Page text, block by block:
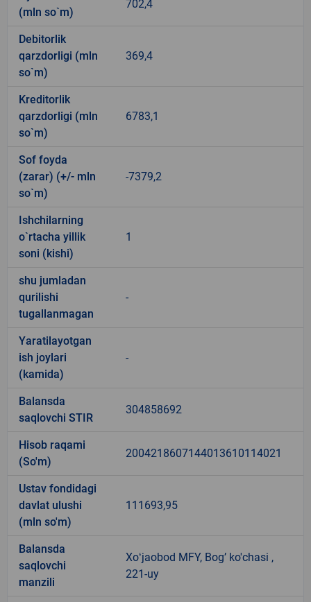
(mln so`m)
702,4
Debitorlik
qarzdorligi (mln
so`m)
369,4
Kreditorlik
qarzdorligi (mln
so`m)
6783,1
Sof foyda
(zarar) (+/- mln
so`m)
-7379,2
Ishchilarning
o`rtacha yillik
soni (kishi)
1
shu jumladan
qurilishi
tugallanmagan
-
Yaratilayotgan
ish joylari
(kamida)
-
Balansda
saqlovchi STIR
304858692
Hisob raqami
(So'm)
2004218607144013610114021
Ustav fondidagi
davlat ulushi
(mln so'm)
111693,95
Balansda
saqlovchi
manzili
Xoʻjaobod MFY, Bogʼ ko'chasi ,
221-uy